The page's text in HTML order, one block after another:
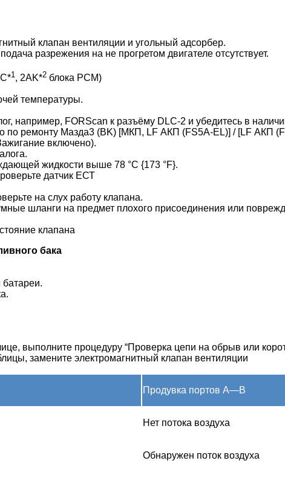
клапан вентиляции и угольный адсорбер.
разрежения на не прогретом двигателе отсутствует.
1 , 2AK*2 блока РСМ)
температуры.
например, FORScan к разъёму DLC-2 и убедитесь в
по ремонту Мазда3 (BK) [МКП, LF АКП (FS5A-EL)] / [LF АКП
включено).
жидкости выше 78 °C {173 °F}.
датчик ЕСТ
на слух работу клапана.
шланги на предмет плохого присоединения или
клапана
бака
выполните процедуру “Проверка цепи на обрыв или
замените электромагнитный клапан вентиляции
Продувка портов A—B
Нет потока воздуха
Обнаружен поток воздуха